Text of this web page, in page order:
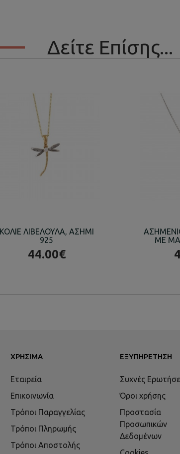
Δείτε Επίσης...
ΚΟΛΙΕ ΛΙΒΕΛΟΥΛΑ, ΑΣΗΜΙ
925
44.00€
ΜΕ
ΧΡΉΣΙΜΑ
Εταιρεία
Επικοινωνία
Τρόποι Παραγγελίας
Τρόποι Πληρωμής
Τρόποι Αποστολής
ΕΞΥΠΗΡΈΤΗΣΗ
Συχνές
Όροι χρήσης
Προστασία
Προσωπικών
Δεδομένων